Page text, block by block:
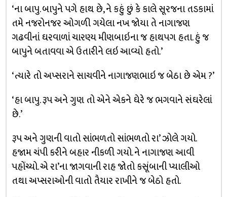
‘ના બાપુ. બાપુને પગે હાથ છે, ને કહું છું કે કાલે સૂરજના તડકામાં
તમે નજરોનજર ઓગળી ગયેલા નખ જોયા તે નાગાજણ
ગઢવીનાં ઘરવાળાં ચારણ્ય મીણબાઇના જ હાથપગ હતા. હું જ
બાપુને બતાવવા એ ઉતારીને લઇ આવ્યો હતો.’
‘ત્યારે તો અપ્સરાને સાચવીને નાગાજણભાઇ જ બેઠા છે એમ ?’
‘હા બાપુ. રૂપ અને ગુણ તો એને એકને ઘેરે જ ભગવાને સંઘરેલાં
છે.’
રૂપ અને ગુણની વાતો સાંભળતો સાંભળતો રા’ ઝોલે ગયો.
હજામ ચંપી કરીને બહાર નીકળી ગયો. ને નાગાજણ આવી
પહોંચ્યો. એ રા’ના જાગવાની રાહ જોતો કસૂંબાની પ્યાલીઓ
તથા અપ્સરાઓની વાતો તૈયાર રાખીને જ બેઠો હતો.